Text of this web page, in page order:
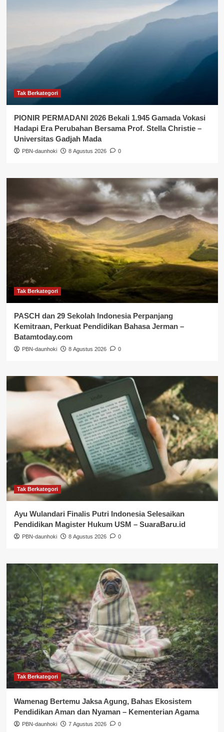
Tak Berkategori
PIONIR PERMADANI 2026 Bekali 1.945 Gamada Vokasi
Hadapi Era Perubahan Bersama Prof. Stella Christie –
Universitas Gadjah Mada
PBN-daunhoki 8 Agustus 2026 0
Tak Berkategori
PASCH dan 29 Sekolah Indonesia Perpanjang
Kemitraan, Perkuat Pendidikan Bahasa Jerman –
Batamtoday.com
PBN-daunhoki 8 Agustus 2026 0
Tak Berkategori
Ayu Wulandari Finalis Putri Indonesia Selesaikan
Pendidikan Magister Hukum USM – SuaraBaru.id
PBN-daunhoki 8 Agustus 2026 0
Tak Berkategori
Wamenag Bertemu Jaksa Agung, Bahas Ekosistem
Pendidikan Aman dan Nyaman – Kementerian Agama
PBN-daunhoki 7 Agustus 2026 0